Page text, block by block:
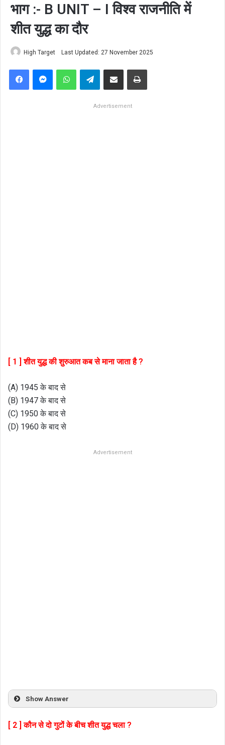
भाग :- B UNIT – I विश्व राजनीति में
शीत युद्ध का दौर
High Target Last Updated: 27 November 2025
FacebookMessengerWhatsAppTelegramShare via Email Print
Advertisement
[ 1 ] शीत युद्ध की शुरुआत कब से माना जाता है ?
(A) 1945 के बाद से
(B) 1947 के बाद से
(C) 1950 के बाद से
(D) 1960 के बाद से
Advertisement
Show Answer
[ 2 ] कौन से दो गुटों के बीच शीत युद्ध चला ?